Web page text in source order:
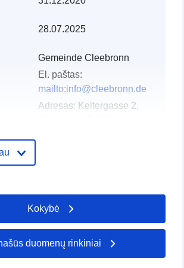
28.07.2025
Gemeinde Cleebronn
El. paštas:
mailto:info@cleebronn.de
Adresas: Keltergasse 2,
Pridėta prie duomenų.europa.eu:
2026
Atnaujinta informacija apie
25 July 2026
Kokybė
duomenų rinkiniai